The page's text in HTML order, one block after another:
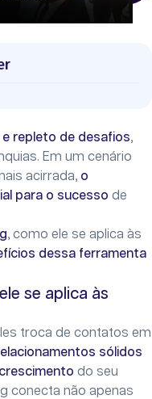
e repleto de desafios,
Em um cenário
acirrada, o
para o sucesso de
, como ele se aplica às
dessa ferramenta
se aplica às
troca de contatos em
sólidos
do seu
conecta não apenas